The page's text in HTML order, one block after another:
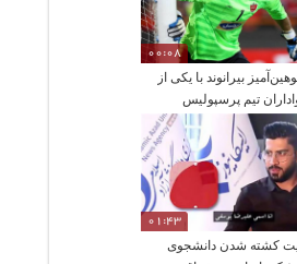
00:08
بیرانوند با یکی از
تیم پرسپولیس
01:43
کشته‌ شدن دانشجوی